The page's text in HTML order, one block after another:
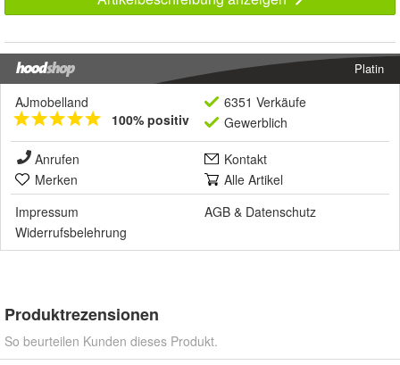
Platin
AJmobelland
100% positiv
6351 Verkäufe
Gewerblich
Anrufen
Kontakt
Merken
Alle Artikel
Impressum
AGB & Datenschutz
Widerrufsbelehrung
Produktrezensionen
So beurteilen Kunden dieses Produkt.